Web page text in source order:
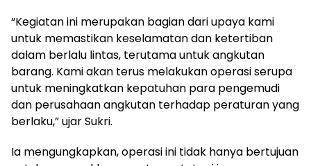
“Kegiatan ini merupakan bagian dari upaya kami
untuk memastikan keselamatan dan ketertiban
dalam berlalu lintas, terutama untuk angkutan
barang. Kami akan terus melakukan operasi serupa
untuk meningkatkan kepatuhan para pengemudi
dan perusahaan angkutan terhadap peraturan yang
berlaku,” ujar Sukri.
Ia mengungkapkan, operasi ini tidak hanya bertujuan